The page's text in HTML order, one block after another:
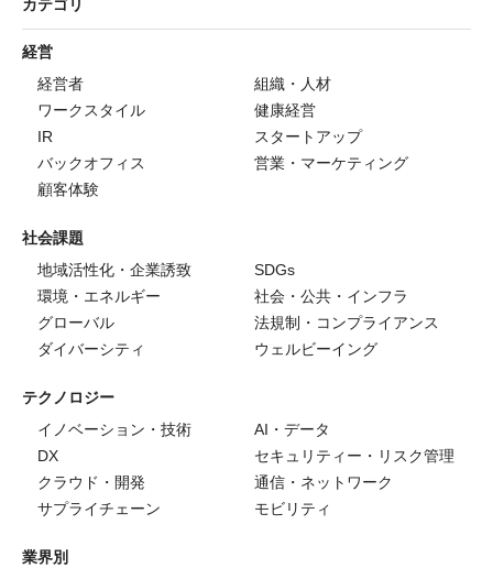
カテゴリ
経営
経営者
組織・人材
ワークスタイル
健康経営
IR
スタートアップ
バックオフィス
営業・マーケティング
顧客体験
社会課題
地域活性化・企業誘致
SDGs
環境・エネルギー
社会・公共・インフラ
グローバル
法規制・コンプライアンス
ダイバーシティ
ウェルビーイング
テクノロジー
イノベーション・技術
AI・データ
DX
セキュリティー・リスク管理
クラウド・開発
通信・ネットワーク
サプライチェーン
モビリティ
業界別